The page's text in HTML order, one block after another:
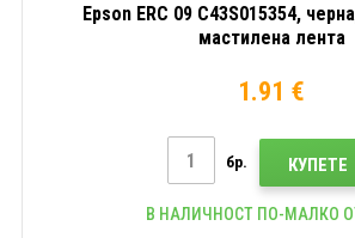
Epson ERC 09 C43S015354,
мастилена лента
1.91 €
бр. КУПЕТЕ
В НАЛИЧНОСТ ПО-МАЛКО